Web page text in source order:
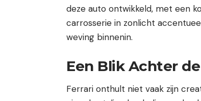
deze auto ontwikkeld, met een
carrosserie in zonlicht
weving binnenin.
Een Blik Achter
Ferrari onthult niet vaak zijn